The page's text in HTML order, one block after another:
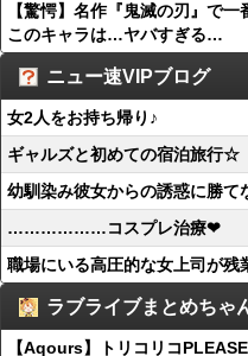
【驚愕】名作『鬼滅の刃』で
このキャラは…ヤバすぎる…
ニュー速VIPブログ
女2人をお持ち帰り♪
ギャルズと初めての宿泊旅行☆
幼馴染み彼女からの誘惑に勝
………………コスプレ治療❤
職場にいる高圧的な女上司が
ラブライブまとめちゃ
【Aqours】トリコリコ